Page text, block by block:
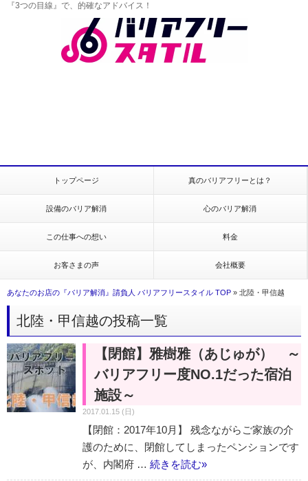
『3つの目線』で、的確なアドバイス！
トップページ 真のバリアフリーとは？
設備のバリア解消 心のバリア解消
この仕事への想い 料金
お客さまの声 会社概要
あなたのお店の『バリア解消』請負人 バリアフリースタイル TOP » 北陸・甲信越
北陸・甲信越の投稿一覧
【閉館】雅樹雅（あじゅが） ～
バリアフリー度NO.1だった宿泊
施設～
2017.01.15 (日)
【閉館：2017年10月】 残念ながらご家族の介
護のために、閉館してしまったペンションです
が、内閣府 … 続きを読む»